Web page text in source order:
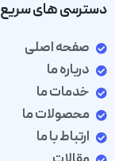
دسترسی های سریع
صفحه اصلی
درباره ما
خدمات ما
محصولات ما
ارتباط با ما